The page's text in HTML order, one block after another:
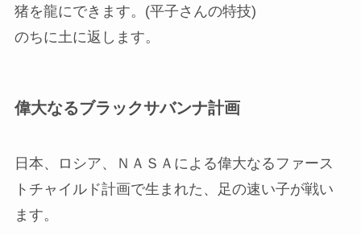
猪を龍にできます。(平子さんの特技)
のちに土に返します。
偉大なるブラックサバンナ計画
日本、ロシア、ＮＡＳＡによる偉大なるファース
トチャイルド計画で生まれた、足の速い子が戦い
ます。